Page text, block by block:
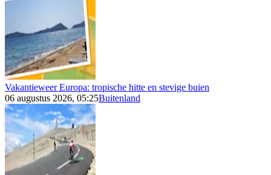
Vakantieweer Europa: tropische hitte en stevige buien
06 augustus 2026, 05:25Buitenland